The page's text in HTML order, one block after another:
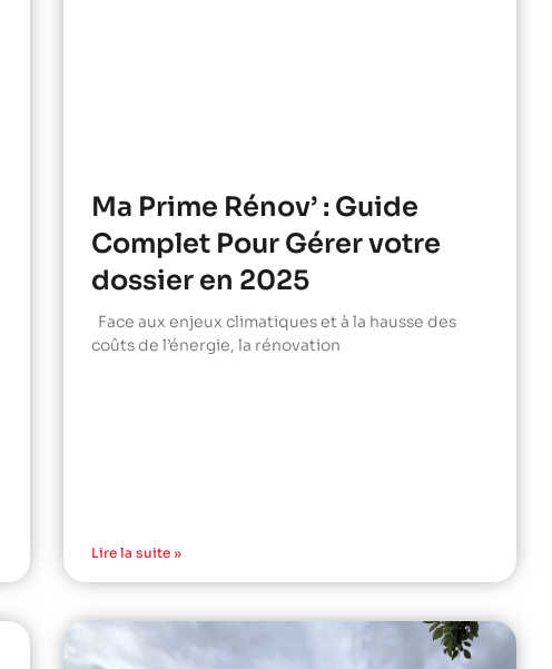
Ma Prime Rénov’ : Guide
Complet Pour Gérer votre
dossier en 2025
Face aux enjeux climatiques et à la hausse des
coûts de l’énergie, la rénovation
Lire la suite »